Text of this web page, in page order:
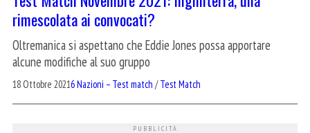
rimescolata ai convocati?
Oltremanica si aspettano che Eddie Jones possa apportare
alcune modifiche al suo gruppo
18 Ottobre 20216 Nazioni – Test match /Test Match